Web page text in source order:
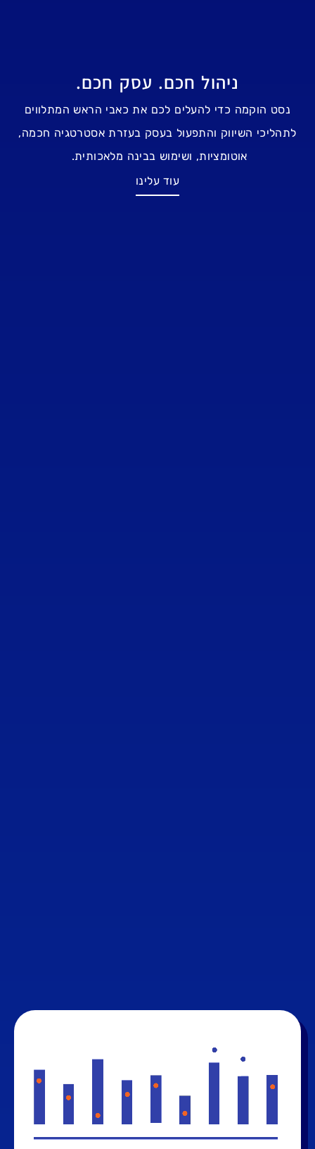
ניהול חכם. עסק חכם.
נסט הוקמה כדי להעלים לכם את כאבי הראש המתלווים
לתהליכי השיווק והתפעול בעסק בעזרת אסטרטגיה חכמה,
אוטומציות, ושימוש בבינה מלאכותית.
עוד עלינו